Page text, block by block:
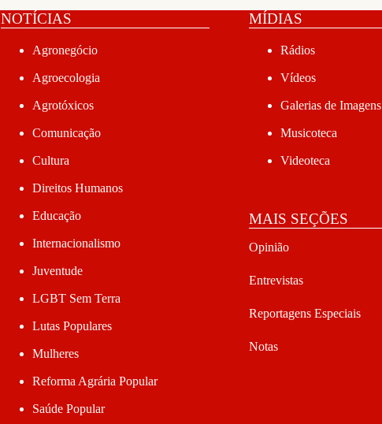
NOTÍCIAS
Agronegócio
Agroecologia
Agrotóxicos
Comunicação
Cultura
Direitos Humanos
Educação
Internacionalismo
Juventude
LGBT Sem Terra
Lutas Populares
Mulheres
Reforma Agrária Popular
Saúde Popular
MÍDIAS
Rádios
Vídeos
Galerias de Imagens
Musicoteca
Videoteca
MAIS SEÇÕES
Opinião
Entrevistas
Reportagens Especiais
Notas